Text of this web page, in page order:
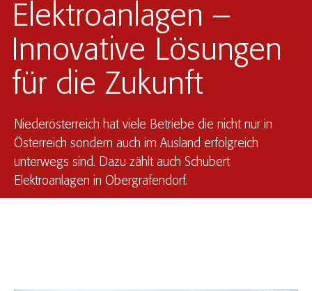
Elektroanlagen –
Innovative Lösungen
für die Zukunft
Niederösterreich hat viele Betriebe die nicht nur in
Österreich sondern auch im Ausland erfolgreich
unterwegs sind. Dazu zählt auch Schubert
Elektroanlagen in Obergrafendorf.